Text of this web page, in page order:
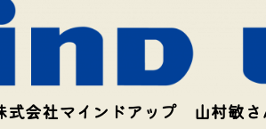
式会社マインドアップ 山村敏さ